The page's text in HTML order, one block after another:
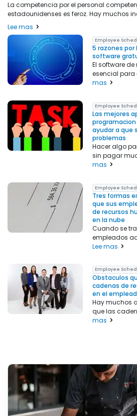
La competencia por el personal
estadounidenses es feroz. Hay muchos
Lee mas
Employee
5 razones
software
El software
esencial para
mas
Employee
Las mejores
ayudar a que
problemas
Hacer algo
sin pagar
mas
Employee
Tres formas
que sus
de recursos
en la nube
Cuando se
empleados
Lee mas
Employee
Obstaculos
cadenas de
en el
Hay muchos
que las
mas